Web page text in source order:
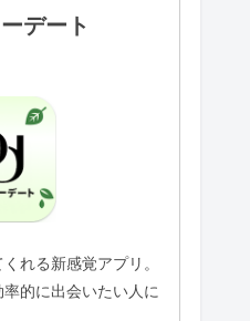
デート
れる新感覚アプリ。
的に出会いたい人に